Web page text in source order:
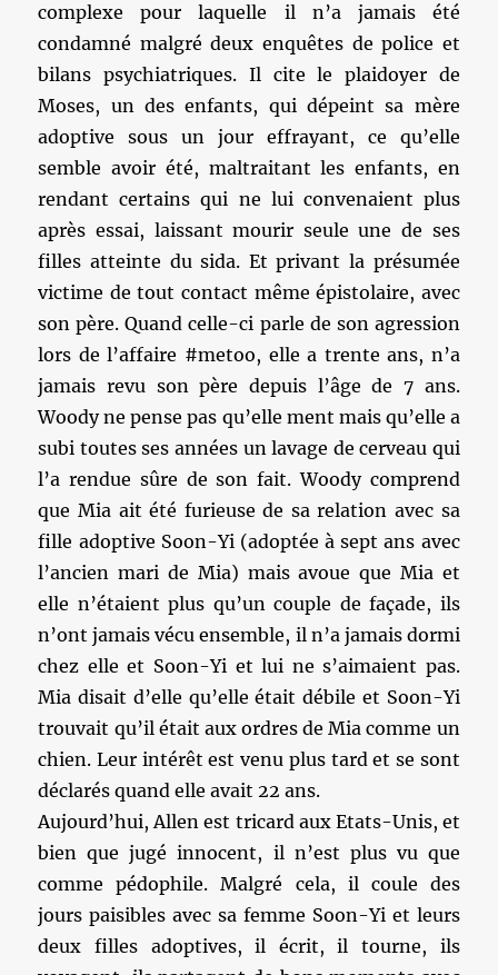
complexe pour laquelle il n’a jamais été
condamné malgré deux enquêtes de police et
bilans psychiatriques. Il cite le plaidoyer de
Moses, un des enfants, qui dépeint sa mère
adoptive sous un jour effrayant, ce qu’elle
semble avoir été, maltraitant les enfants, en
rendant certains qui ne lui convenaient plus
après essai, laissant mourir seule une de ses
filles atteinte du sida. Et privant la présumée
victime de tout contact même épistolaire, avec
son père. Quand celle-ci parle de son agression
lors de l’affaire #metoo, elle a trente ans, n’a
jamais revu son père depuis l’âge de 7 ans.
Woody ne pense pas qu’elle ment mais qu’elle a
subi toutes ses années un lavage de cerveau qui
l’a rendue sûre de son fait. Woody comprend
que Mia ait été furieuse de sa relation avec sa
fille adoptive Soon-Yi (adoptée à sept ans avec
l’ancien mari de Mia) mais avoue que Mia et
elle n’étaient plus qu’un couple de façade, ils
n’ont jamais vécu ensemble, il n’a jamais dormi
chez elle et Soon-Yi et lui ne s’aimaient pas.
Mia disait d’elle qu’elle était débile et Soon-Yi
trouvait qu’il était aux ordres de Mia comme un
chien. Leur intérêt est venu plus tard et se sont
déclarés quand elle avait 22 ans.
Aujourd’hui, Allen est tricard aux Etats-Unis, et
bien que jugé innocent, il n’est plus vu que
comme pédophile. Malgré cela, il coule des
jours paisibles avec sa femme Soon-Yi et leurs
deux filles adoptives, il écrit, il tourne, ils